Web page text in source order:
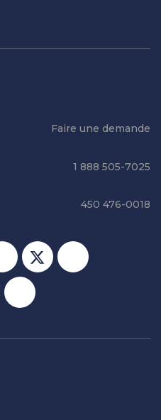
Faire une demande
1 888 505-7025
450 476-0018
Réseaux sociaux